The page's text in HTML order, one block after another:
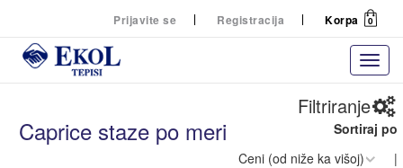
Prijavite se Registracija Korpa 0
Filtriranje
Filtriranje
Caprice staze po meri
Sortiraj po
|